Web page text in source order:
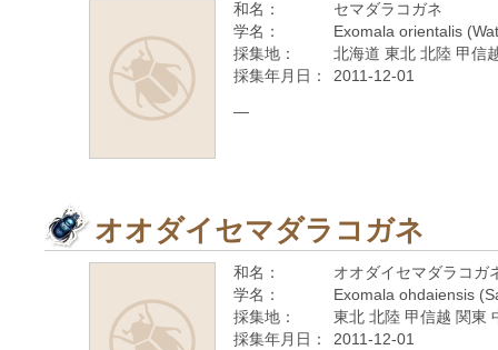
和名：
セマダラコガネ
学名：
Exomala orientalis
採集地：
北海道 東北 北陸 甲信
採集年月日：
2011-12-01
—
オオダイセマダラコガネ
和名：
オオダイセマダラコガ
学名：
Exomala ohdaiensis
採集地：
東北 北陸 甲信越 関東
採集年月日：
2011-12-01